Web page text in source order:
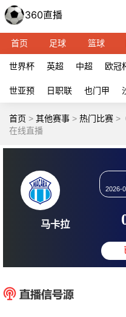
首页 足球 篮球
世界杯 英超 中超 欧冠
世亚预 日职联 也门甲
首页 > 其他赛事 > 热门比赛 >
在线直播